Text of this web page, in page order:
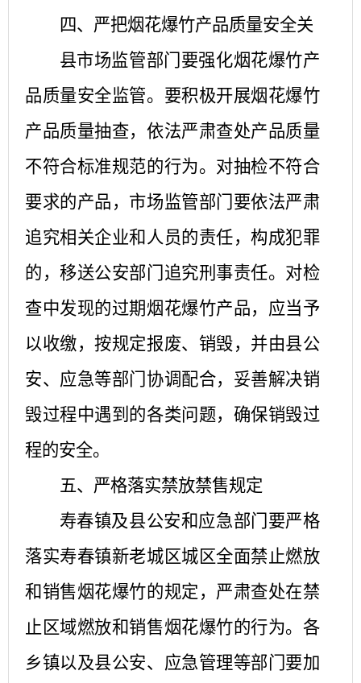
四、严把烟花爆竹产品质量安全关
县市场监管部门要强化烟花爆竹产
品质量安全监管。要积极开展烟花爆竹
产品质量抽查，依法严肃查处产品质量
不符合标准规范的行为。对抽检不符合
要求的产品，市场监管部门要依法严肃
追究相关企业和人员的责任，构成犯罪
的，移送公安部门追究刑事责任。对检
查中发现的过期烟花爆竹产品，应当予
以收缴，按规定报废、销毁，并由县公
安、应急等部门协调配合，妥善解决销
毁过程中遇到的各类问题，确保销毁过
程的安全。
五、严格落实禁放禁售规定
寿春镇及县公安和应急部门要严格
落实寿春镇新老城区城区全面禁止燃放
和销售烟花爆竹的规定，严肃查处在禁
止区域燃放和销售烟花爆竹的行为。各
乡镇以及县公安、应急管理等部门要加